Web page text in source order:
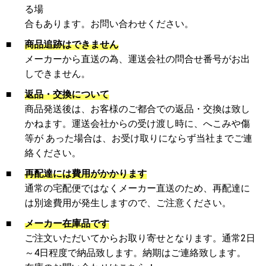
る場
合もあります。お問い合わせください。
■
商品追跡はできません
メーカーから直送の為、運送会社の問合せ番号がお出
しできません。
■
返品・交換について
商品発送後は、お客様のご都合での返品・交換は致し
かねます。運送会社からの受け渡し時に、へこみや傷
等が あった場合は、お受け取りにならず当社までご連
絡ください。
■
再配達には費用がかかります
通常の宅配便ではなくメーカー直送のため、再配達に
は別途費用が発生しますので、ご注意ください。
■
メーカー在庫品です
ご注文いただいてからお取り寄せとなります。通常2日
～4日程度で納品致します。納期はご連絡致します。